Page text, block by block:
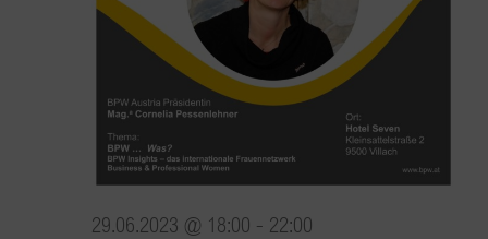
29.06.2023 @ 18:00 - 22:00